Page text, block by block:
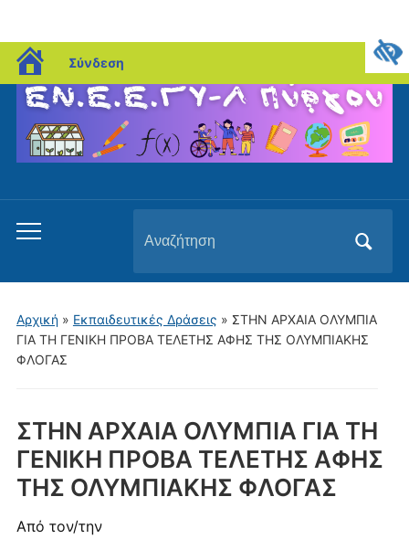
blogs.sch.gr
Σύνδεση
Εναλλαγή
μενού
για
κινητά
για:
Αρχική» Εκπαιδευτικές Δράσεις » ΣΤΗΝ ΑΡΧΑΙΑ ΟΛΥΜΠΙΑ
ΓΙΑ ΤΗ ΓΕΝΙΚΗ ΠΡΟΒΑ ΤΕΛΕΤΗΣ ΑΦΗΣ ΤΗΣ ΟΛΥΜΠΙΑΚΗΣ
ΦΛΟΓΑΣ
ΣΤΗΝ ΑΡΧΑΙΑ ΟΛΥΜΠΙΑ ΓΙΑ ΤΗ
ΓΕΝΙΚΗ ΠΡΟΒΑ ΤΕΛΕΤΗΣ ΑΦΗΣ
ΤΗΣ ΟΛΥΜΠΙΑΚΗΣ ΦΛΟΓΑΣ
Από τον/την